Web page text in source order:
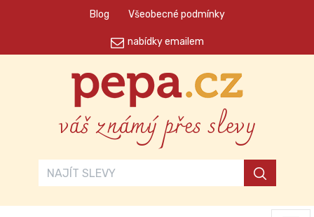
Blog Všeobecné podmínky
nabídky emailem
váš známý přes slevy